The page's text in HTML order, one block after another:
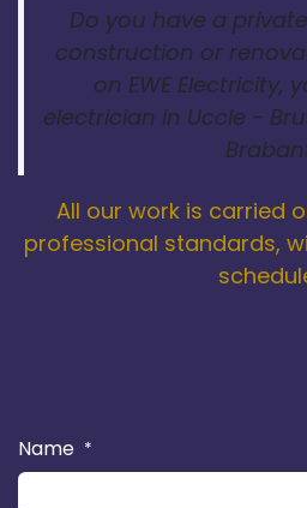
Do you have a
construction or
on EWE Electricity,
electrician in Uccle -
All our work is carried
professional standards,
Name *